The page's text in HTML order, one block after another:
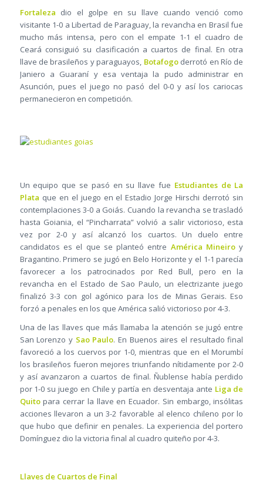
Fortaleza dio el golpe en su llave cuando venció como
visitante 1-0 a Libertad de Paraguay, la revancha en Brasil fue
mucho más intensa, pero con el empate 1-1 el cuadro de
Ceará consiguió su clasificación a cuartos de final. En otra
llave de brasileños y paraguayos, Botafogoderrotó en Río de
Janiero a Guaraní y esa ventaja la pudo administrar en
Asunción, pues el juego no pasó del 0-0 y así los cariocas
permanecieron en competición.
Un equipo que se pasó en su llave fue Estudiantes de La
Plata que en el juego en el Estadio Jorge Hirschi derrotó sin
contemplaciones 3-0 a Goiás. Cuando la revancha se trasladó
hasta Goiania, el “Pincharrata” volvió a salir victorioso, esta
vez por 2-0 y así alcanzó los cuartos. Un duelo entre
candidatos es el que se planteó entre América Mineiro y
Bragantino. Primero se jugó en Belo Horizonte y el 1-1 parecía
favorecer a los patrocinados por Red Bull, pero en la
revancha en el Estado de Sao Paulo, un electrizante juego
finalizó 3-3 con gol agónico para los de Minas Gerais. Eso
forzó a penales en los que América salió victorioso por 4-3.
Una de las llaves que más llamaba la atención se jugó entre
San Lorenzo ySao Paulo. En Buenos aires el resultado final
favoreció a los cuervos por 1-0, mientras que en el Morumbí
los brasileños fueron mejores triunfando nítidamente por 2-0
y así avanzaron a cuartos de final. Ñublense había perdido
por 1-0 su juego en Chile y partía en desventaja ante Liga de
Quitopara cerrar la llave en Ecuador. Sin embargo, insólitas
acciones llevaron a un 3-2 favorable al elenco chileno por lo
que hubo que definir en penales. La experiencia del portero
Domínguez dio la victoria final al cuadro quiteño por 4-3.
Llaves de Cuartos de Final